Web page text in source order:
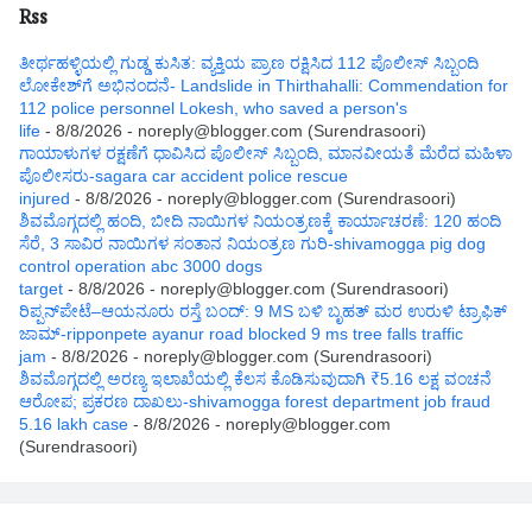
Rss
ತೀರ್ಥಹಳ್ಳಿಯಲ್ಲಿ ಗುಡ್ಡ ಕುಸಿತ: ವ್ಯಕ್ತಿಯ ಪ್ರಾಣ ರಕ್ಷಿಸಿದ 112 ಪೊಲೀಸ್ ಸಿಬ್ಬಂದಿ
ಲೋಕೇಶ್‌ಗೆ ಅಭಿನಂದನೆ- Landslide in Thirthahalli: Commendation for
112 police personnel Lokesh, who saved a person's
life - 8/8/2026 - noreply@blogger.com (Surendrasoori)
ಗಾಯಾಳುಗಳ ರಕ್ಷಣೆಗೆ ಧಾವಿಸಿದ ಪೊಲೀಸ್ ಸಿಬ್ಬಂದಿ, ಮಾನವೀಯತೆ ಮೆರೆದ ಮಹಿಳಾ
ಪೊಲೀಸರು-sagara car accident police rescue
injured - 8/8/2026 - noreply@blogger.com (Surendrasoori)
ಶಿವಮೊಗ್ಗದಲ್ಲಿ ಹಂದಿ, ಬೀದಿ ನಾಯಿಗಳ ನಿಯಂತ್ರಣಕ್ಕೆ ಕಾರ್ಯಾಚರಣೆ: 120 ಹಂದಿ
ಸೆರೆ, 3 ಸಾವಿರ ನಾಯಿಗಳ ಸಂತಾನ ನಿಯಂತ್ರಣ ಗುರಿ-shivamogga pig dog
control operation abc 3000 dogs
target - 8/8/2026 - noreply@blogger.com (Surendrasoori)
ರಿಪ್ಪನ್‌ಪೇಟೆ–ಆಯನೂರು ರಸ್ತೆ ಬಂದ್: 9 MS ಬಳಿ ಬೃಹತ್ ಮರ ಉರುಳಿ ಟ್ರಾಫಿಕ್
ಜಾಮ್-ripponpete ayanur road blocked 9 ms tree falls traffic
jam - 8/8/2026 - noreply@blogger.com (Surendrasoori)
ಶಿವಮೊಗ್ಗದಲ್ಲಿ ಅರಣ್ಯ ಇಲಾಖೆಯಲ್ಲಿ ಕೆಲಸ ಕೊಡಿಸುವುದಾಗಿ ₹5.16 ಲಕ್ಷ ವಂಚನೆ
ಆರೋಪ; ಪ್ರಕರಣ ದಾಖಲು-shivamogga forest department job fraud
5.16 lakh case - 8/8/2026 - noreply@blogger.com
(Surendrasoori)